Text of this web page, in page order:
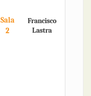
Sala
2
Francisco
Lastra